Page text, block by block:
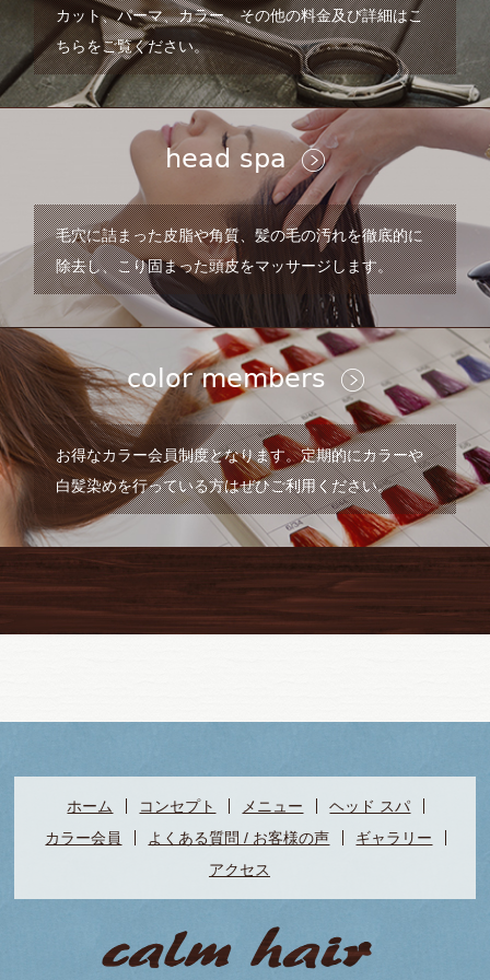
カット、パーマ、カラー、その他の料金及び詳細はこ
ちらをご覧ください。
head spa
毛穴に詰まった皮脂や角質、髪の毛の汚れを徹底的に
除去し、こり固まった頭皮をマッサージします。
color members
お得なカラー会員制度となります。定期的にカラーや
白髪染めを行っている方はぜひご利用ください。
ホーム コンセプト メニュー
ヘッド スパ
カラー会員
よくある質問 / お客様の声
ギャラリー
アクセス